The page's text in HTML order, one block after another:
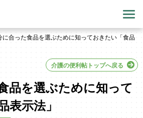
合った食品を選ぶために知っておきたい「食品
介護の便利帖トップへ戻る
品を選ぶために知って
表示法」